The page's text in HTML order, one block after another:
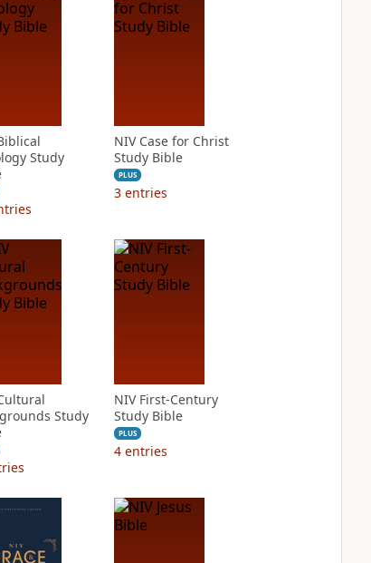
Study
NIV Case for Christ
Study Bible
PLUS
3 entries
Study
NIV First-Century
Study Bible
PLUS
4 entries